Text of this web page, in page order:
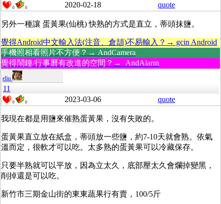
0 0 2020-02-18 quote
另外一種讓 蛋黃果(仙桃) 快熟的方式是直立，蒂頭抹鹽。
覺得Android中文輸入法(注音、倉頡)不易輸入？→ gcin Android
手機照相看照片不方便？→ AndCamera
覺得鬧鐘/行事曆有改進的空間？→ AndAlarm
eliu
11
0 0 2023-03-06 quote
我現在都是用鹽來催熟蛋黃果，沒有失敗的。
蛋黃果直立放在紙盒，蒂頭放一些鹽，約7-10天就會熟。依氣
溫而定，很軟才可以吃。太多熟的蛋黃果可以冷藏保存。
只要半熟就可以平放，因為立太久，底部壓太久會爛掉變黑，
削掉還是可以吃。
新竹市三期金山街的東東蔬果行有賣，100/5斤